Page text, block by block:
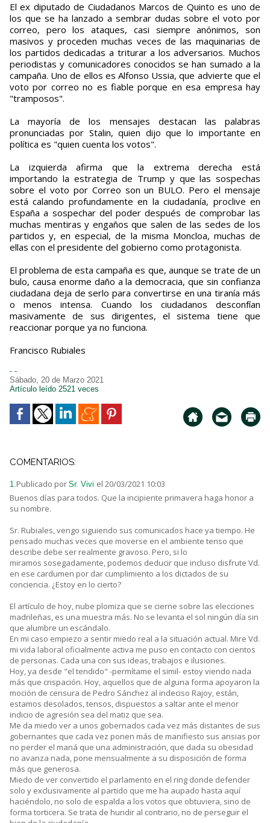
El ex diputado de Ciudadanos Marcos de Quinto es uno de
los que se ha lanzado a sembrar dudas sobre el voto por
correo, pero los ataques, casi siempre anónimos, son
masivos y proceden muchas veces de las maquinarias de
los partidos dedicadas a triturar a los adversarios. Muchos
periodistas y comunicadores conocidos se han sumado a la
campaña. Uno de ellos es Alfonso Ussia, que advierte que el
voto por correo no es fiable porque en esa empresa hay
"tramposos".
La mayoría de los mensajes destacan las palabras
pronunciadas por Stalin, quien dijo que lo importante en
política es "quien cuenta los votos".
La izquierda afirma que la extrema derecha está
importando la estrategia de Trump y que las sospechas
sobre el voto por Correo son un BULO. Pero el mensaje
está calando profundamente en la ciudadanía, proclive en
España a sospechar del poder después de comprobar las
muchas mentiras y engaños que salen de las sedes de los
partidos y, en especial, de la misma Moncloa, muchas de
ellas con el presidente del gobierno como protagonista.
El problema de esta campaña es que, aunque se trate de un
bulo, causa enorme daño a la democracia, que sin confianza
ciudadana deja de serlo para convertirse en una tiranía más
o menos intensa. Cuando los ciudadanos desconfían
masivamente de sus dirigentes, el sistema tiene que
reaccionar porque ya no funciona.
Francisco Rubiales
- -
Sábado, 20 de Marzo 2021
Artículo leído 2521 veces
COMENTARIOS:
1.Publicado por Sr. Vivi el 20/03/2021 10:03
Buenos días para todos. Que la incipiente primavera haga honor a
su nombre.
Sr. Rubiales, vengo siguiendo sus comunicados hace ya tiempo. He
pensado muchas veces que moverse en el ambiente tenso que
describe debe ser realmente gravoso. Pero, si lo
miramos sosegadamente, podemos deducir que incluso disfrute Vd.
en ese cardumen por dar cumplimiento a los dictados de su
conciencia. ¿Estoy en lo cierto?
El artículo de hoy, nube plomiza que se cierne sobre las elecciones
madrileñas, es una muestra más. No se levanta el sol ningún día sin
que alumbre un escándalo.
En mi caso empiezo a sentir miedo real a la situación actual. Mire Vd.
mi vida laboral oficialmente activa me puso en contacto con cientos
de personas. Cada una con sus ideas, trabajos e ilusiones.
Hoy, ya desde "el tendido" -permítame el simil- estoy viendo nada
más que crispación. Hoy, aquellos que de alguna forma apoyaron la
moción de censura de Pedro Sánchez al indeciso Rajoy, están,
estamos desolados, tensos, dispuestos a saltar ante el menor
indicio de agresión sea del matiz que sea.
Me da miedo ver a unos gobernados cada vez más distantes de sus
gobernantes que cada vez ponen más de manifiesto sus ansias por
no perder el maná que una administración, que dada su obesidad
no avanza nada, pone mensualmente a su disposición de forma
más que generosa.
Miedo de ver convertido el parlamento en el ring donde defender
solo y exclusivamente al partido que me ha aupado hasta aquí
haciéndolo, no solo de espalda a los votos que obtuviera, sino de
forma torticera. Se trata de hundir al contrario, no de perseguir el